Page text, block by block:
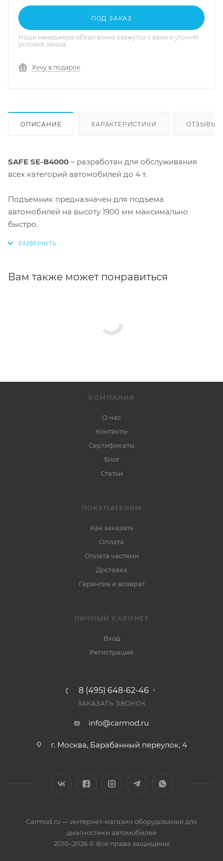
ПОД ЗАКАЗ
Наши менеджеры обязательно свяжутся с вами и уточнят
условия заказа
Хочу в подарок
ОПИСАНИЕ ХАРАКТЕРИСТИКИ ОТЗЫВЫ
SAFE SE-В4000 – разработан для обслуживания
всех категорий автомобилей до 4 т.
Подъемник предназначен для подъема
автомобилей на высоту 1900 мм максимально
быстро.
Вам также может понравиться
КОМПАНИЯ
О нас
Контакты
Сертификаты
Блог
Статьи
ПОКУПАТЕЛЯМ
Как заказать
Оплата
Оплата частями
Доставка
Гарантия и возврат
ЛИЧНЫЙ КАБИНЕТ
Вход
Регистрация
8 (495) 648-62-46
ЗАКАЗАТЬ ЗВОНОК
info@carmod.ru
г. Москва, Барабанный переулок, 4
Carmod.ru — интернет-магазин оборудования для
диагностики автомобилей
2010–2026 © Все права защищены